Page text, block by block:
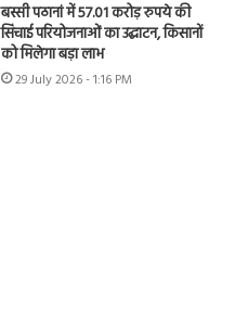
बस्सी पठानां में 57.01 करोड़ रुपये की
सिंचाई परियोजनाओं का उद्घाटन, किसानों
को मिलेगा बड़ा लाभ
29 July 2026 - 1:16 PM